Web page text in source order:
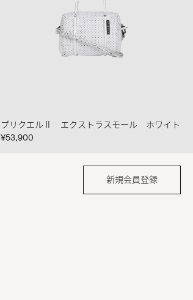
プリクエルⅡ エクストラスモール ホワイト
¥53,900
新規会員登録